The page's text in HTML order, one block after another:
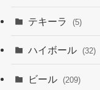
テキーラ (5)
ハイボール (32)
ビール (209)